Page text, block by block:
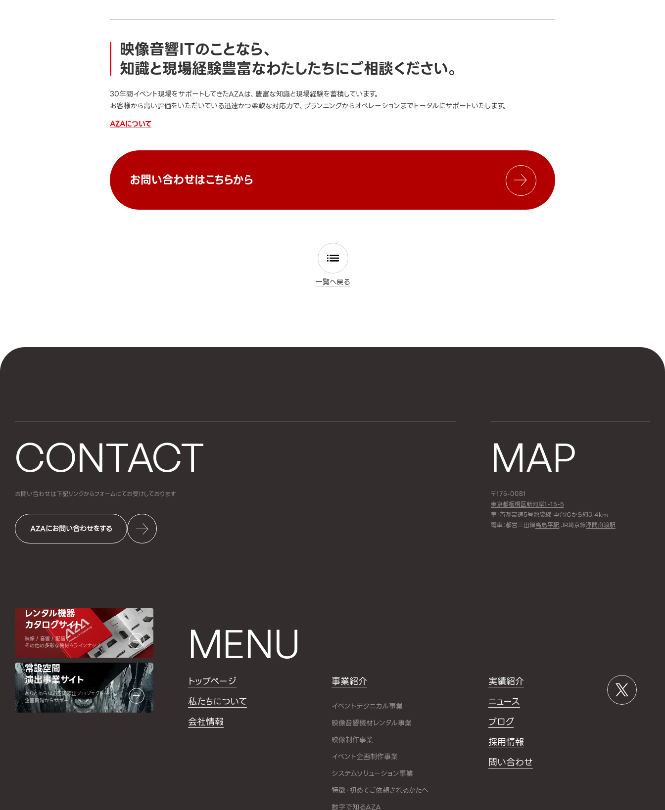
映像音響ITのことなら、
知識と現場経験豊富なわたしたちにご相談ください。
30年間イベント現場をサポートしてきたAZAは、豊富な知識と現場経験を蓄積しています。
お客様から高い評価をいただいている迅速かつ柔軟な対応力で、プランニングからオペレーションまでトータルにサポートいたします。
AZAについて
お問い合わせはこちらから
一覧へ戻る
CONTACT
お問い合わせは下記リンクからフォームにてお受けしております
AZAにお問い合わせをする
MAP
〒175-0081
東京都板橋区新河岸1-15-5
車：首都高速5号池袋線 中台ICから約3.4km
電車：都営三田線高島平駅,JR埼京線浮間舟渡駅
レンタル機器
カタログサイト
映像 / 音響 / 配信 /
その他の多彩な機材をラインナップ
常設空間
演出事業サイト
ありとあらゆる空間演出プロジェクトを
企画段階からサポート
MENU
トップページ
私たちについて
会社情報
事業紹介
イベントテクニカル事業
映像音響機材レンタル事業
映像制作事業
イベント企画制作事業
システムソリューション事業
特徴・初めてご依頼されるかたへ
数字で知るAZA
実績紹介
ニュース
ブログ
採用情報
問い合わせ